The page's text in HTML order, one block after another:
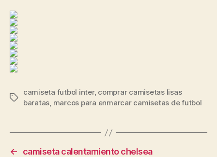
Etiquetas
camiseta futbol inter, comprar camisetas lisas
baratas, marcos para enmarcar camisetas de futbol
←
camiseta calentamiento chelsea